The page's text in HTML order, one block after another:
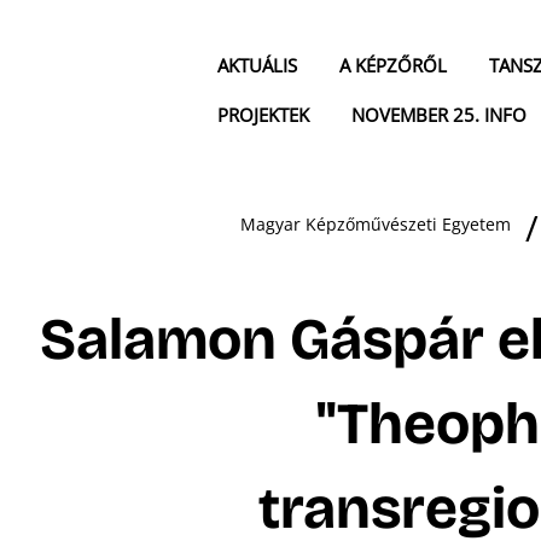
AKTUÁLIS A KÉPZŐRŐL
PROJEKTEK
NOVEMBER 25. INFO
Magyar Képzőművészeti Egyetem
Salamon Gáspár